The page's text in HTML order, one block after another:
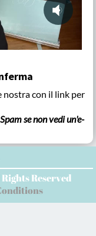
nostra con il link per
se non vedi un'e-
Reserved